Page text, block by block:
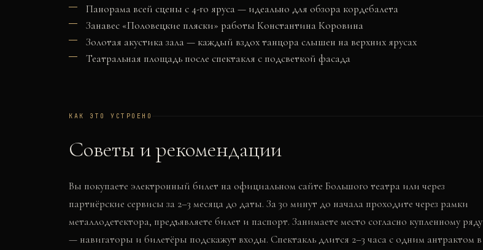
Панорама всей сцены с 4-го яруса — идеально для обзора кордебалета
Занавес «Половецкие пляски» работы Константина Коровина
Золотая акустика зала — каждый вздох танцора слышен на верхних ярусах
Театральная площадь после спектакля с подсветкой фасада
КАК ЭТО УСТРОЕНО
Советы и рекомендации
Вы покупаете электронный билет на официальном сайте Большого театра или через
партнёрские сервисы за 2–3 месяца до даты. За 30 минут до начала проходите через рамки
металлодетектора, предъявляете билет и паспорт. Занимаете место согласно купленному ряду
— навигаторы и билетёры подскажут входы. Спектакль длится 2–3 часа с одним антрактом в